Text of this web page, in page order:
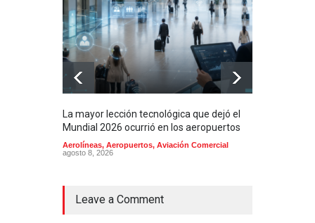
La mayor lección tecnológica que dejó el
Mundial 2026 ocurrió en los aeropuertos
Aerolíneas, Aeropuertos, Aviación Comercial
agosto 8, 2026
Leave a Comment